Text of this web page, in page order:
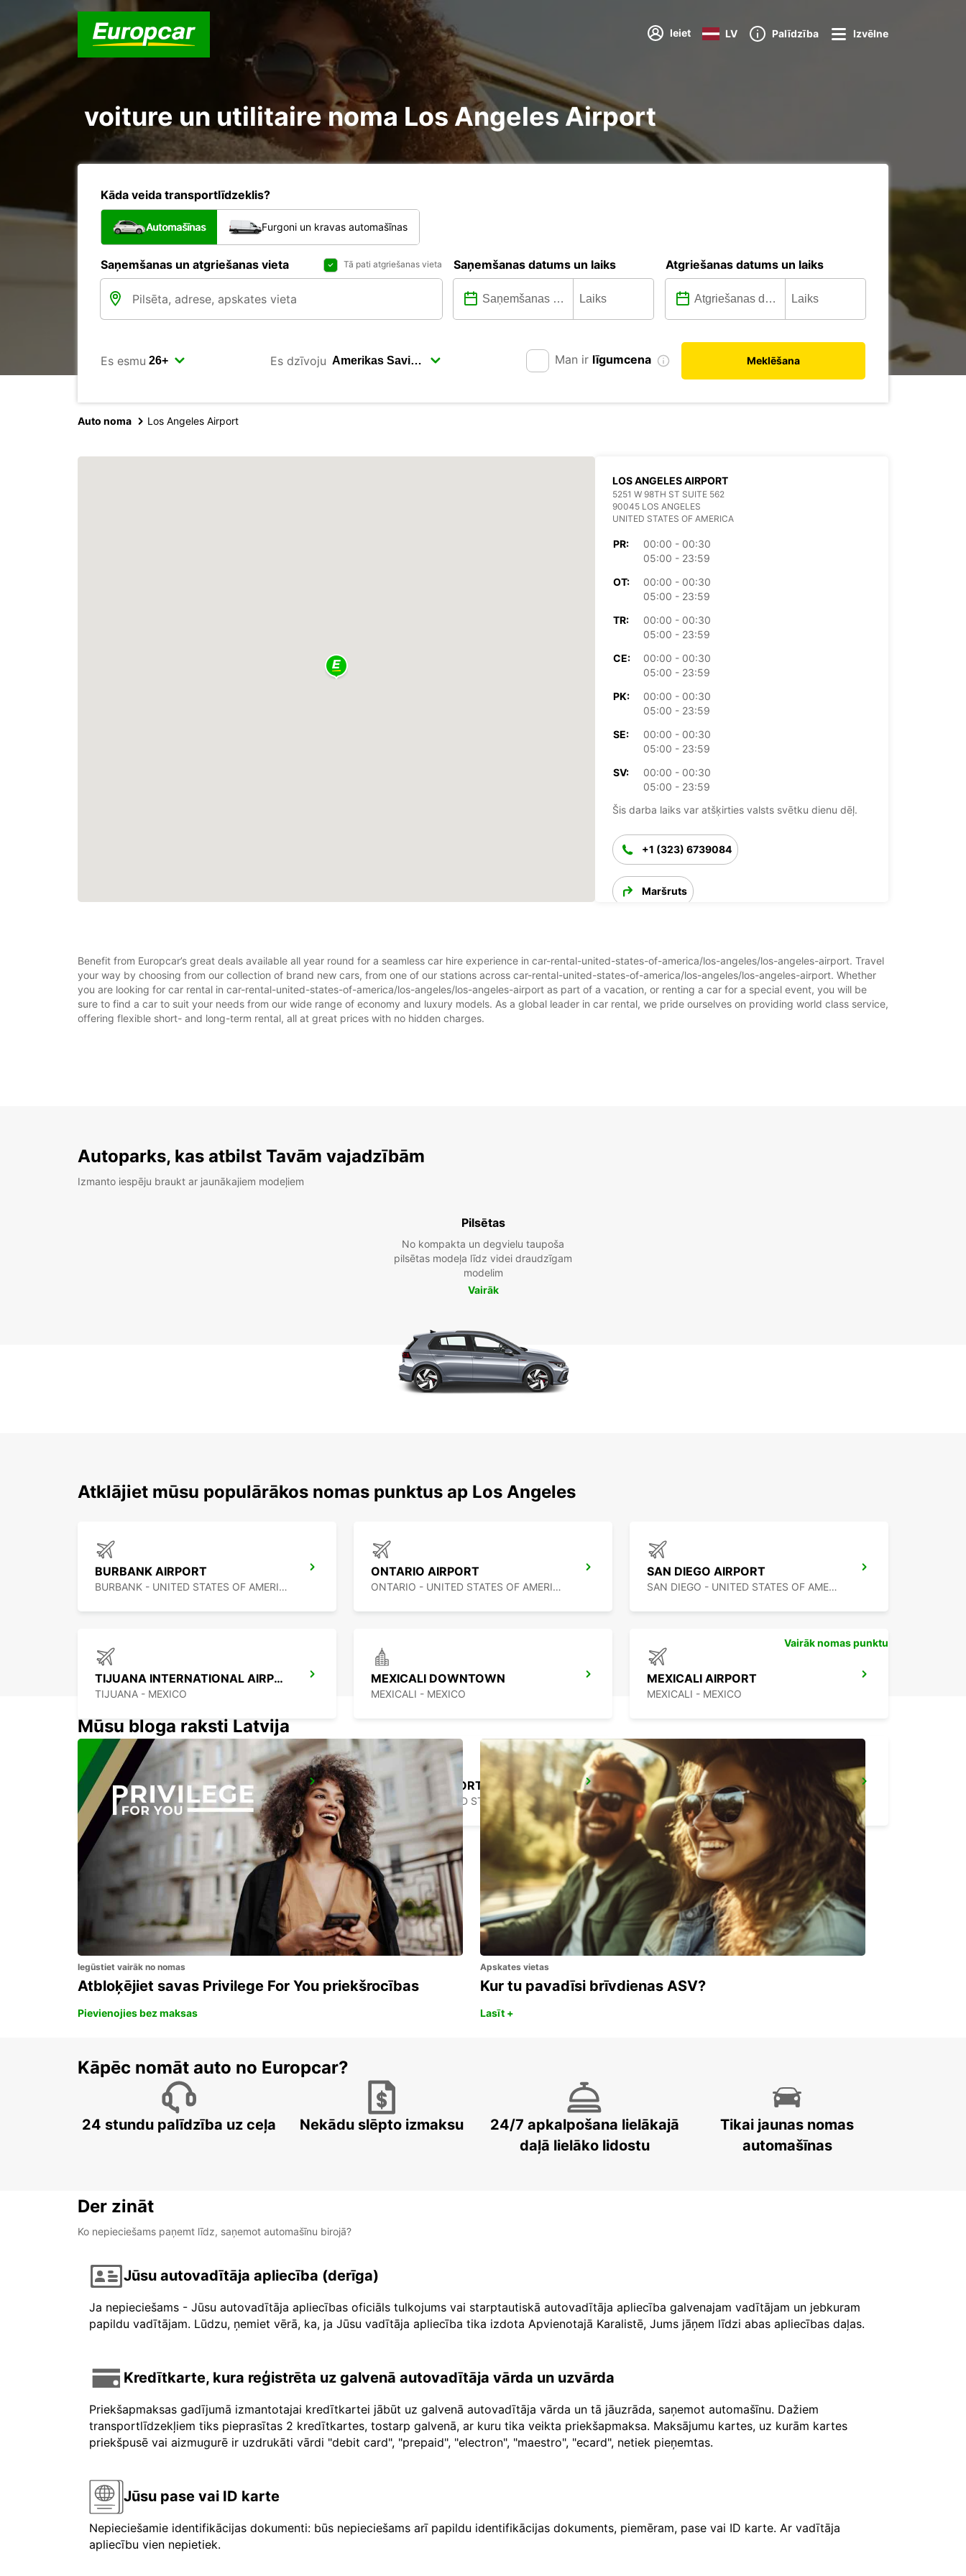
Ieiet LV Palīdzība Izvēlne
voiture un utilitaire noma Los Angeles Airport
Kāda veida transportlīdzeklis?
Automašīnas Furgoni un kravas automašīnas
Saņemšanas un atgriešanas vieta Tā pati atgriešanas vieta Saņemšanas datums un laiks Atgriešanas datums un laiks
Es esmu Es dzīvoju Man ir līgumcena Meklēšana
Auto noma Los Angeles Airport
LOS ANGELES AIRPORT
5251 W 98TH ST SUITE 562
90045 LOS ANGELES
UNITED STATES OF AMERICA
PR:
00:00 - 00:30
05:00 - 23:59
OT:
00:00 - 00:30
05:00 - 23:59
TR:
00:00 - 00:30
05:00 - 23:59
CE:
00:00 - 00:30
05:00 - 23:59
PK:
00:00 - 00:30
05:00 - 23:59
SE:
00:00 - 00:30
05:00 - 23:59
SV:
00:00 - 00:30
05:00 - 23:59
Šis darba laiks var atšķirties valsts svētku dienu dēļ.
+1 (323) 6739084
Maršruts
Benefit from Europcar’s great deals available all year round for a seamless car hire experience in car-rental-united-states-of-america/los-angeles/los-angeles-airport. Travel
your way by choosing from our collection of brand new cars, from one of our stations across car-rental-united-states-of-america/los-angeles/los-angeles-airport. Whether
you are looking for car rental in car-rental-united-states-of-america/los-angeles/los-angeles-airport as part of a vacation, or renting a car for a special event, you will be
sure to find a car to suit your needs from our wide range of economy and luxury models. As a global leader in car rental, we pride ourselves on providing world class service,
offering flexible short- and long-term rental, all at great prices with no hidden charges.
Autoparks, kas atbilst Tavām vajadzībām
Izmanto iespēju braukt ar jaunākajiem modeļiem
Pilsētas
No kompakta un degvielu taupoša
pilsētas modeļa līdz videi draudzīgam
modelim
Vairāk
Atklājiet mūsu populārākos nomas punktus ap Los Angeles
BURBANK AIRPORT
BURBANK - UNITED STATES OF AMERICA
ONTARIO AIRPORT
ONTARIO - UNITED STATES OF AMERICA
SAN DIEGO AIRPORT
SAN DIEGO - UNITED STATES OF AMERICA
TIJUANA INTERNATIONAL AIRPORT
TIJUANA - MEXICO
MEXICALI DOWNTOWN
MEXICALI - MEXICO
MEXICALI AIRPORT
MEXICALI - MEXICO
LAS VEGAS AIRPORT
LAS VEGAS - UNITED STATES OF AMERICA
SAN JOSE AIRPORT
SAN JOSE - UNITED STATES OF AMERICA
SAN FRANCISCO AIRPORT
Vairāk nomas punktu
Mūsu bloga raksti Latvija
Iegūstiet vairāk no nomas
Atbloķējiet savas Privilege For You priekšrocības
Pievienojies bez maksas
Apskates vietas
Kur tu pavadīsi brīvdienas ASV?
Lasīt +
Kāpēc nomāt auto no Europcar?
24 stundu palīdzība uz ceļa Nekādu slēpto izmaksu
24/7 apkalpošana lielākajā
daļā lielāko lidostu
Tikai jaunas nomas
automašīnas
Der zināt
Ko nepieciešams paņemt līdz, saņemot automašīnu birojā?
Jūsu autovadītāja apliecība (derīga)
Ja nepieciešams - Jūsu autovadītāja apliecības oficiāls tulkojums vai starptautiskā autovadītāja apliecība galvenajam vadītājam un jebkuram
papildu vadītājam. Lūdzu, ņemiet vērā, ka, ja Jūsu vadītāja apliecība tika izdota Apvienotajā Karalistē, Jums jāņem līdzi abas apliecības daļas.
Kredītkarte, kura reģistrēta uz galvenā autovadītāja vārda un uzvārda
Priekšapmaksas gadījumā izmantotajai kredītkartei jābūt uz galvenā autovadītāja vārda un tā jāuzrāda, saņemot automašīnu. Dažiem
transportlīdzekļiem tiks pieprasītas 2 kredītkartes, tostarp galvenā, ar kuru tika veikta priekšapmaksa. Maksājumu kartes, uz kurām kartes
priekšpusē vai aizmugurē ir uzdrukāti vārdi "debit card", "prepaid", "electron", "maestro", "ecard", netiek pieņemtas.
Jūsu pase vai ID karte
Nepieciešamie identifikācijas dokumenti: būs nepieciešams arī papildu identifikācijas dokuments, piemēram, pase vai ID karte. Ar vadītāja
apliecību vien nepietiek.